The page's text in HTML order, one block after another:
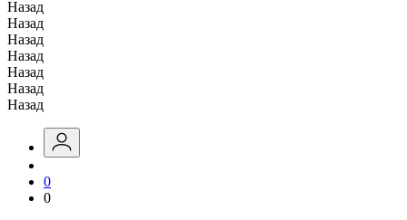
Назад
Назад
Назад
Назад
Назад
Назад
Назад
0
0